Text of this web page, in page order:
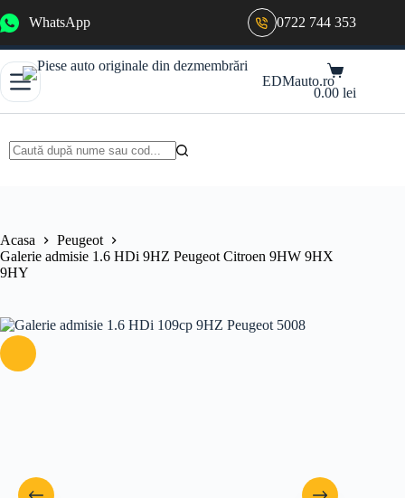
la
WhatsApp 0722 744 353
EDMauto.ro
Coș
de
cumpărături
0.00lei
Acasa
Peugeot
Galerie admisie 1.6 HDi 9HZ Peugeot Citroen 9HW 9HX
9HY